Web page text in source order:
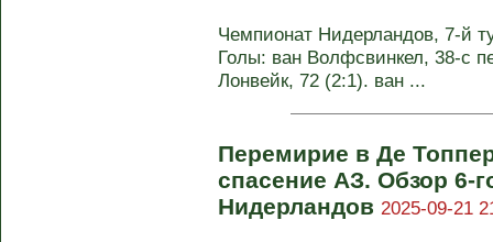
Чемпионат Нидерландов, 7-й
Голы: ван Волфсвинкел, 38-с
Лонвейк, 72 (2:1). ван ...
Перемирие в Де
спасение АЗ. Обзор 6-
Нидерландов 2025-09-21